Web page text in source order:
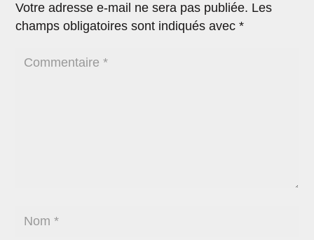
Votre adresse e-mail ne sera pas publiée. Les
champs obligatoires sont indiqués avec*